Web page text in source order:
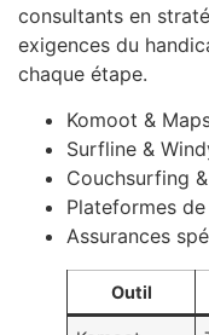
consultants en
exigences du
chaque étape.
Komoot &
Surfline &
Couchsurfing
Plateformes
Assurances
Outil